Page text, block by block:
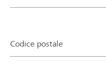
Codice postale